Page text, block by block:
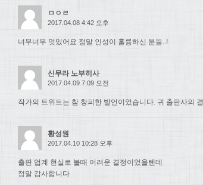
ㅁㅇㄹ
2017.04.08 4:42 오후
너무너무 멋있어요 정말 인성이 훌륭하신 분들..!
신무라 노부히사
2017.04.09 7:09 오전
작가의 트위트는 참 창피한 발언이었습니다. 귀 출판사의
황성원
2017.04.10 10:28 오후
출판 업계 현실로 볼때 어려운 결정이었을텐데
정말 감사합니다